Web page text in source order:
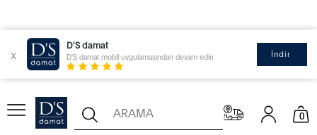
x
D'S damat
D'S damat mobil uygulamasından devam edin İndir
0